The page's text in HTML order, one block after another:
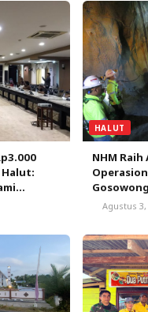
HALUT
NHM Raih
Kaidah
Agustus 3,